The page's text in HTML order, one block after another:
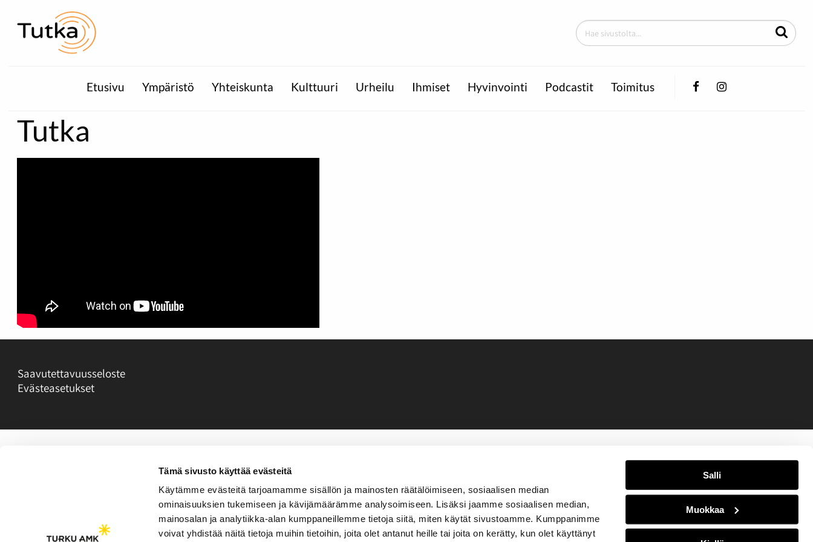
Tämä sivusto käyttää evästeitä
Käytämme evästeitä tarjoamamme sisällön ja mainosten räätälöimiseen, sosiaalisen median
ominaisuuksien tukemiseen ja kävijämäärämme analysoimiseen. Lisäksi jaamme sosiaalisen median,
mainosalan ja analytiikka-alan kumppaneillemme tietoja siitä, miten käytät sivustoamme. Kumppanimme
voivat yhdistää näitä tietoja muihin tietoihin, joita olet antanut heille tai joita on kerätty, kun olet käyttänyt
Salli
Muokkaa
Etusivu Ympäristö Yhteiskunta Kulttuuri Urheilu Ihmiset Hyvinvointi Podcastit Toimitus FacebookInstagram
Tutka
Saavutettavuusseloste
Evästeasetukset